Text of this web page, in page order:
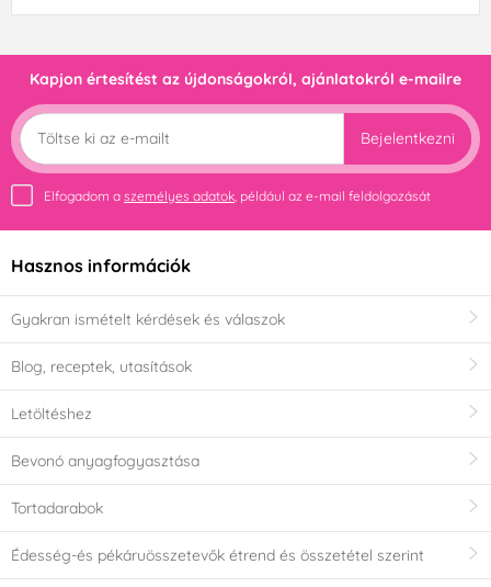
Kapjon értesítést az újdonságokról, ajánlatokról e-mailre
Bejelentkezni
Elfogadom a személyes adatok , például az e-mail feldolgozását
Hasznos információk
Gyakran ismételt kérdések és válaszok
Blog, receptek, utasítások
Letöltéshez
Bevonó anyagfogyasztása
Tortadarabok
Édesség-és pékáruösszetevők étrend és összetétel szerint